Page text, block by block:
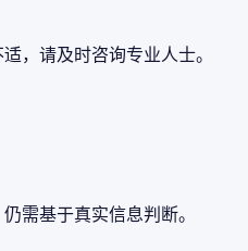
，请及时咨询专业人士。
需基于真实信息判断。